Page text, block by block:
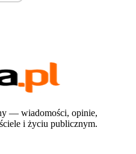
— wiadomości, opinie,
i życiu publicznym.